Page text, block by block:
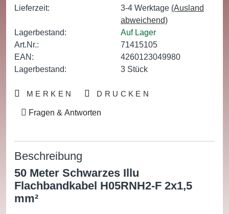
Lieferzeit: 3-4 Werktage (Ausland
abweichend)
Lagerbestand:
Auf Lager
Art.Nr.:
71415105
EAN:
4260123049980
Lagerbestand:
3 Stück
MERKEN DRUCKEN
Fragen & Antworten
Beschreibung
50 Meter Schwarzes Illu
Flachbandkabel H05RNH2-F 2x1,5
mm²